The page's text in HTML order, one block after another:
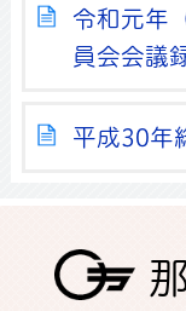
令和元年
員会会議
平成30年